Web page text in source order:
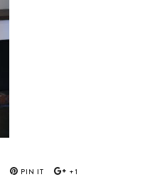
PIN IT +1